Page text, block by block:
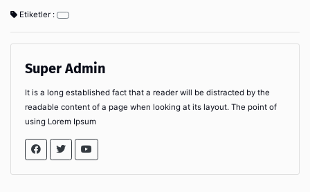
Etiketler :
Super Admin
It is a long established fact that a reader will be distracted by the
readable content of a page when looking at its layout. The point of
using Lorem Ipsum